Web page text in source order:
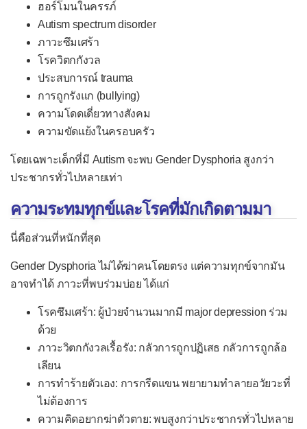
ฮอร์โมนในครรภ์
Autism spectrum disorder
ภาวะซึมเศร้า
โรควิตกกังวล
ประสบการณ์ trauma
การถูกรังแก (bullying)
ความโดดเดี่ยวทางสังคม
ความขัดแย้งในครอบครัว
โดยเฉพาะเด็กที่มี Autism จะพบ Gender Dysphoria สูงกว่า
ประชากรทั่วไปหลายเท่า
ความระทมทุกข์และโรคที่มักเกิดตามมา
นี่คือส่วนที่หนักที่สุด
Gender Dysphoria ไม่ได้ฆ่าคนโดยตรง แต่ความทุกข์จากมัน
อาจทำได้ ภาวะที่พบร่วมบ่อย ได้แก่
โรคซึมเศร้า: ผู้ป่วยจำนวนมากมี major depression ร่วม
ด้วย
ภาวะวิตกกังวลเรื้อรัง: กลัวการถูกปฏิเสธ กลัวการถูกล้อ
เลียน
การทำร้ายตัวเอง: การกรีดแขน พยายามทำลายอวัยวะที่
ไม่ต้องการ
ความคิดอยากฆ่าตัวตาย: พบสูงกว่าประชากรทั่วไปหลาย